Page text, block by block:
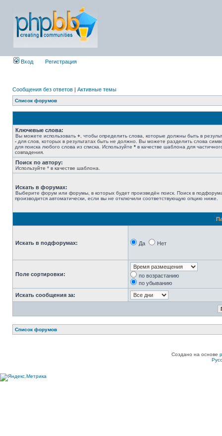
Вход Регистрация
Сообщения без ответов | Активные темы
Список форумов
Ключевые слова:
Вы можете использовать + , чтобы определить слова, которые должны быть в
- для слов, которых в результатах быть не должно. Вы можете разделить слова
для поиска любого слова из списка. Используйте * в качестве шаблона для
совпадения.
Поиск по автору:
Используйте * в качестве шаблона.
Искать в форумах:
Выберите форум или форумы, в которых будет произведён поиск. Поиск в
производится автоматически, если вы не отключили соответствующую опцию ниже.
Искать в подфорумах: Да Нет
Поле сортировки:
по возрастанию
по убыванию
Искать сообщения за:
Список форумов
Создано на основе